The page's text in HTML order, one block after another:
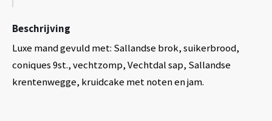
Beschrijving
Luxe mand gevuld met: Sallandse brok, suikerbrood,
coniques 9st., vechtzomp, Vechtdal sap, Sallandse
krentenwegge, kruidcake met noten en jam.